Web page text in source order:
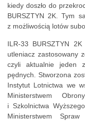
kiedy doszło do
BURSZTYN 2K. Tym
z możliwością lotów
ILR-33 BURSZTYN
utleniacz zastosowany
czyli aktualnie jeden z
pędnych. Stworzona
Instytut Lotnictwa we
Ministerstwem
i Szkolnictwa
Ministerstwem